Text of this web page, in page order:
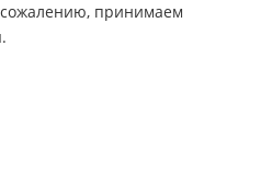
сожалению, принимаем